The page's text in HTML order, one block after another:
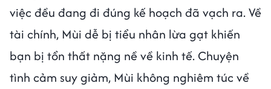
việc đều đang đi đúng kế hoạch đã vạch ra. Về
tài chính, Mùi dễ bị tiểu nhân lừa gạt khiến
bạn bị tổn thất nặng nề về kinh tế. Chuyện
tình cảm suy giảm, Mùi không nghiêm túc về